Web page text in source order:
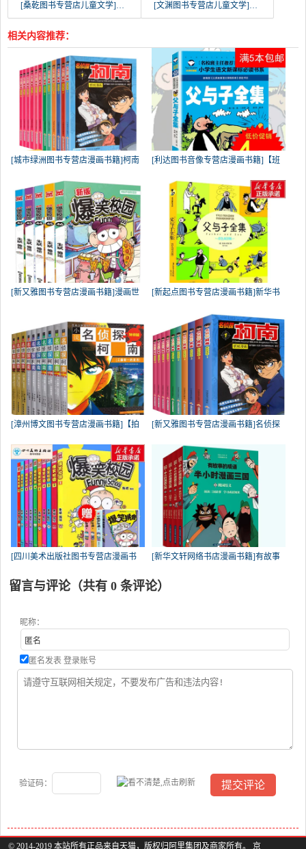
[桑乾图书专营店儿童文学]米小圈上学记 一年级全套4册课外书正月销量7652件仅售59.9元
[文渊图书专营店儿童文学]2019新版米小圈上学记一年级 全套月销量15537件仅售59.9元
相关内容推荐：
[城市绿洲图书专营店漫画书籍]柯南 [利达图书音像专营店漫画书籍]【班
[新又雅图书专营店漫画书籍]漫画世 [新起点图书专营店漫画书籍]新华书
[漳州博文图书专营店漫画书籍]【拍 [新又雅图书专营店漫画书籍]名侦探
[四川美术出版社图书专营店漫画书 [新华文轩网络书店漫画书籍]有故事
留言与评论（共有 0 条评论）
昵称：
匿名发表 登录账号
验证码：
© 2014-2019 本站所有正品来自天猫，版权归阿里集团及商家所有。 京